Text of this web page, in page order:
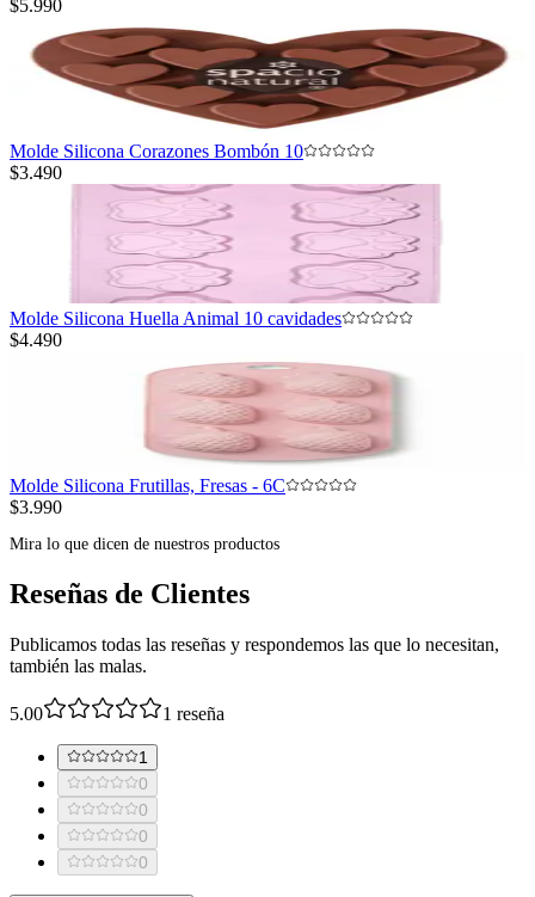
$5.990
Molde Silicona Corazones Bombón 10
$3.490
Molde Silicona Huella Animal 10 cavidades
$4.490
Molde Silicona Frutillas, Fresas - 6C
$3.990
Mira lo que dicen de nuestros productos
Reseñas de Clientes
Publicamos todas las reseñas y respondemos las que lo necesitan,
también las malas.
5.00 1 reseña
1
0
0
0
0